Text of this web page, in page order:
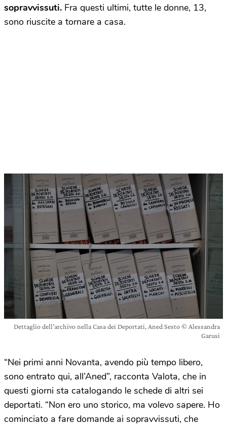
sopravvissuti. Fra questi ultimi, tutte le donne, 13,
sono riuscite a tornare a casa.
Dettaglio dell’archivo nella Casa dei Deportati, Aned Sesto © Alessandra
Garusi
“Nei primi anni Novanta, avendo più tempo libero,
sono entrato qui, all’Aned”, racconta Valota, che in
questi giorni sta catalogando le schede di altri sei
deportati. “Non ero uno storico, ma volevo sapere. Ho
cominciato a fare domande ai sopravvissuti, che